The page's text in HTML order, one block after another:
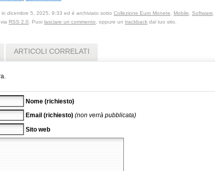
dicembre 5, 2025, 9:33 ed é archiviato sotto Collezione Euro Monete Mobile Software
RSS 2.0 . Puoi lasciare un commento , oppure un trackback dal tuo sito.
ARTICOLI CORRELATI
Nome (richiesto)
Email (richiesto) (non verrà pubblicata)
Sito web